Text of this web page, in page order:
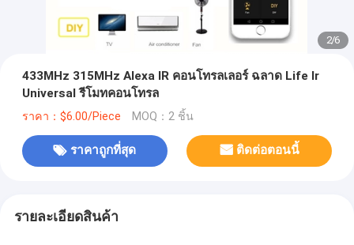
2/6
433MHz 315MHz Alexa IR คอนโทรลเลอร์ ฉลาด Life Ir
Universal รีโมทคอนโทรล
ราคา：$6.00/Piece MOQ：2 ชิ้น
ราคาถูกที่สุด ติดต่อตอนนี้
รายละเอียดสินค้า